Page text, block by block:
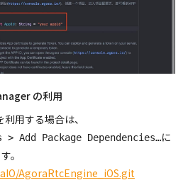
の利用
用する場合は、
Add Package Dependencies…に
。
AgoraRtcEngine_iOS.git